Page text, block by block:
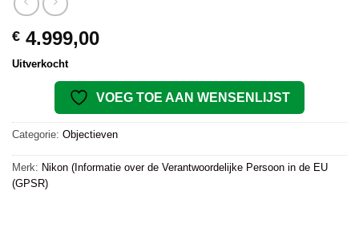
€ 4.999,00
Uitverkocht
VOEG TOE AAN WENSENLIJST
Categorie: Objectieven
Merk: Nikon (Informatie over de Verantwoordelijke Persoon in de EU
(GPSR)